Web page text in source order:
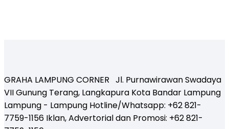
GRAHA LAMPUNG CORNER Jl. Purnawirawan Swadaya
VII Gunung Terang, Langkapura Kota Bandar Lampung
Lampung - Lampung Hotline/Whatsapp: +62 821-
7759-1156 Iklan, Advertorial dan Promosi: +62 821-